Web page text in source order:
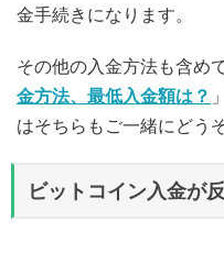
金手続きになります。
その他の入金方法も含め
金方法、最低入金額は？
はそちらもご一緒にどうぞ
ビットコイン入金が